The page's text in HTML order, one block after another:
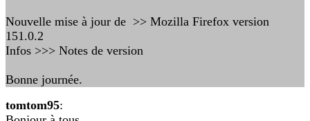
Nouvelle mise à jour de >> Mozilla Firefox version
151.0.2
Infos >>> Notes de version
Bonne journée.
tomtom95: